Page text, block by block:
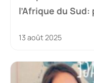
l’Afrique du
13 août 2025